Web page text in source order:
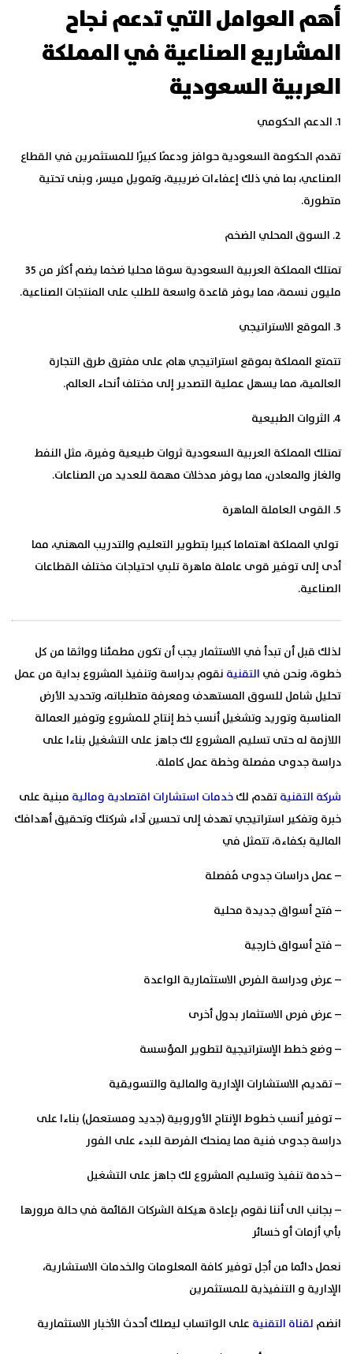
أهم العوامل التي تدعم نجاح
المشاريع الصناعية في المملكة
العربية السعودية
1. الدعم الحكومي
تقدم الحكومة السعودية حوافز ودعمًا كبيرًا للمستثمرين في القطاع
الصناعي، بما في ذلك إعفاءات ضريبية، وتمويل ميسر، وبنى تحتية
متطورة.
2. السوق المحلي الضخم
تمتلك المملكة العربية السعودية سوقا محليا ضخما يضم أكثر من 35
مليون نسمة، مما يوفر قاعدة واسعة للطلب على المنتجات الصناعية.
3. الموقع الاستراتيجي
تتمتع المملكة بموقع استراتيجي هام على مفترق طرق التجارة
العالمية، مما يسهل عملية التصدير إلى مختلف أنحاء العالم.
4. الثروات الطبيعية
تمتلك المملكة العربية السعودية ثروات طبيعية وفيرة، مثل النفط
والغاز والمعادن، مما يوفر مدخلات مهمة للعديد من الصناعات.
5. القوى العاملة الماهرة
تولي المملكة اهتماما كبيرا بتطوير التعليم والتدريب المهني، مما
أدى إلى توفير قوى عاملة ماهرة تلبي احتياجات مختلف القطاعات
الصناعية.
لذلك قبل أن تبدأ في الاستثمار يجب أن تكون مطمئنا وواثقا من كل
خطوة، ونحن في التقنية نقوم بدراسة وتنفيذ المشروع بداية من عمل
تحليل شامل للسوق المستهدف ومعرفة متطلباته، وتحديد الأرض
المناسبة وتوريد وتشغيل أنسب خط إنتاج للمشروع وتوفير العمالة
اللازمة له حتى تسليم المشروع لك جاهز على التشغيل بناءا على
دراسة جدوى مفصلة وخطة عمل كاملة.
شركة التقنيةتقدم لكخدمات استشارات اقتصادية ومالية مبنية على
خبرة وتفكير استراتيجي تهدف إلى تحسين آداء شركتك وتحقيق أهدافك
المالية بكفاءة، تتمثل في
– عمل دراسات جدوى مُفصلة
– فتح أسواق جديدة محلية
– فتح أسواق خارجية
– عرض ودراسة الفرص الاستثمارية الواعدة
– عرض فرص الاستثمار بدول أخرى
– وضع خطط الإستراتيجية لتطوير المؤسسة
– تقديم الاستشارات الإدارية والمالية والتسويقية
– توفير أنسب خطوط الإنتاج الأوروبية (جدید ومستعمل) بناءا على
دراسة جدوى فنية مما يمنحك الفرصة للبدء على الفور
– خدمة تنفيذ وتسليم المشروع لك جاھز على التشغيل
– بجانب الى أننا نقوم بإعادة هيكلة الشركات القائمة في حالة مرورها
بأي أزمات أو خسائر
نعمل دائما من أجل توفير كافة المعلومات والخدمات الاستشارية،
الإدارية و التنفیذیة للمستثمرين
انضم لقناة التقنية على الواتساب ليصلك أحدث الأخبار الاستثمارية